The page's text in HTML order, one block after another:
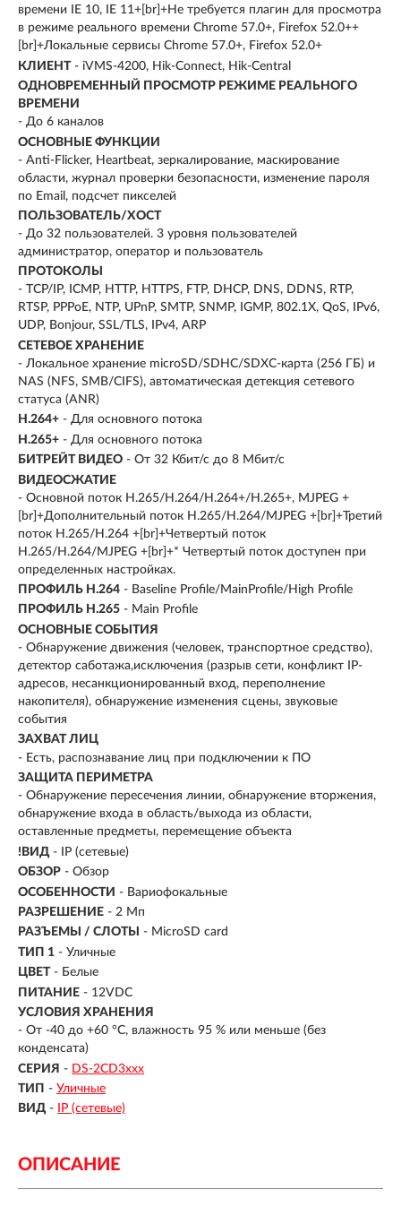
времени IE 10, IE 11+[br]+Не требуется плагин для просмотра
в режиме реального времени Chrome 57.0+, Firefox 52.0++
[br]+Локальные сервисы Chrome 57.0+, Firefox 52.0+
КЛИЕНТ - iVMS-4200, Hik-Connect, Hik-Central
ОДНОВРЕМЕННЫЙ ПРОСМОТР РЕЖИМЕ РЕАЛЬНОГО
ВРЕМЕНИ
- До 6 каналов
ОСНОВНЫЕ ФУНКЦИИ
- Anti-Flicker, Heartbeat, зеркалирование, маскирование
области, журнал проверки безопасности, изменение пароля
по Email, подсчет пикселей
ПОЛЬЗОВАТЕЛЬ/ХОСТ
- До 32 пользователей. 3 уровня пользователей
администратор, оператор и пользователь
ПРОТОКОЛЫ
- TCP/IP, ICMP, HTTP, HTTPS, FTP, DHCP, DNS, DDNS, RTP,
RTSP, PPPoE, NTP, UPnP, SMTP, SNMP, IGMP, 802.1X, QoS, IPv6,
UDP, Bonjour, SSL/TLS, IPv4, ARP
СЕТЕВОЕ ХРАНЕНИЕ
- Локальное хранение microSD/SDHC/SDXC-карта (256 ГБ) и
NAS (NFS, SMB/CIFS), автоматическая детекция сетевого
статуса (ANR)
H.264+ - Для основного потока
H.265+ - Для основного потока
БИТРЕЙТ ВИДЕО - От 32 Кбит/с до 8 Мбит/с
ВИДЕОСЖАТИЕ
- Основной поток H.265/H.264/H.264+/H.265+, MJPEG +
[br]+Дополнительный поток H.265/H.264/MJPEG +[br]+Третий
поток H.265/H.264 +[br]+Четвертый поток
H.265/H.264/MJPEG +[br]+* Четвертый поток доступен при
определенных настройках.
ПРОФИЛЬ H.264 - Baseline Profile/MainProfile/High Profile
ПРОФИЛЬ H.265 - Main Profile
ОСНОВНЫЕ СОБЫТИЯ
- Обнаружение движения (человек, транспортное средство),
детектор саботажа,исключения (разрыв сети, конфликт IP-
адресов, несанкционированный вход, переполнение
накопителя), обнаружение изменения сцены, звуковые
события
ЗАХВАТ ЛИЦ
- Есть, распознавание лиц при подключении к ПО
ЗАЩИТА ПЕРИМЕТРА
- Обнаружение пересечения линии, обнаружение вторжения,
обнаружение входа в область/выхода из области,
оставленные предметы, перемещение объекта
!ВИД - IP (сетевые)
ОБЗОР - Обзор
ОСОБЕННОСТИ - Вариофокальные
РАЗРЕШЕНИЕ - 2 Мп
РАЗЪЕМЫ / СЛОТЫ
- MicroSD card
ТИП 1 - Уличные
ЦВЕТ - Белые
ПИТАНИЕ - 12VDC
УСЛОВИЯ ХРАНЕНИЯ
- От -40 до +60 °C, влажность 95 % или меньше (без
конденсата)
СЕРИЯ - DS-2CD3xxx
ТИП - Уличные
ВИД - IP (сетевые)
ОПИСАНИЕ